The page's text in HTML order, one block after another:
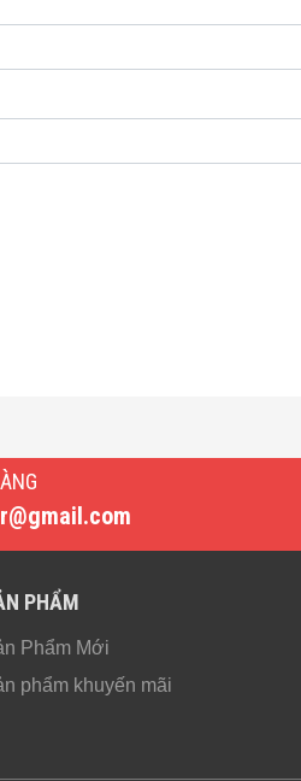
tối giản mọi chi tiết, không
va đập, chịu nhiệt và
ra. Đặc biệt là đèn LED
PHẨM
Phẩm Mới
phẩm khuyến mãi